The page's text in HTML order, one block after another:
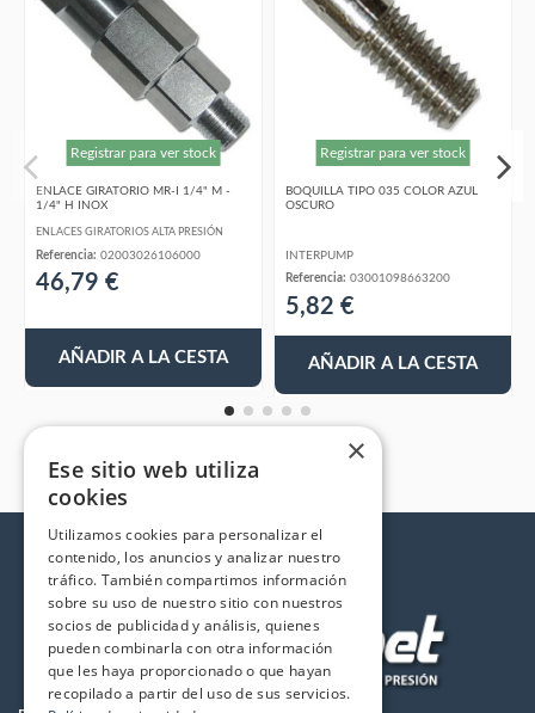
Registrar para ver stock
ENLACE GIRATORIO MR-I 1/4" M -
1/4" H INOX
ENLACES GIRATORIOS ALTA PRESIÓN
Referencia: 02003026106000
46,79 €
AÑADIR A LA CESTA
Registrar para ver stock
BOQUILLA TIPO 035 COLOR AZUL
OSCURO
INTERPUMP
Referencia: 03001098663200
5,82 €
AÑADIR A LA CESTA
×
Ese sitio web utiliza
cookies
Utilizamos cookies para personalizar el
contenido, los anuncios y analizar nuestro
tráfico. También compartimos información
sobre su uso de nuestro sitio con nuestros
socios de publicidad y análisis, quienes
pueden combinarla con otra información
que les haya proporcionado o que hayan
recopilado a partir del uso de sus servicios.